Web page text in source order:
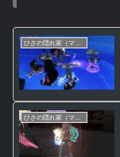
ひさの隠れ家（マビノギ日記）